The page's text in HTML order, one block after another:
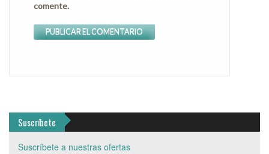
comente.
Suscríbete
Suscríbete a nuestras ofertas